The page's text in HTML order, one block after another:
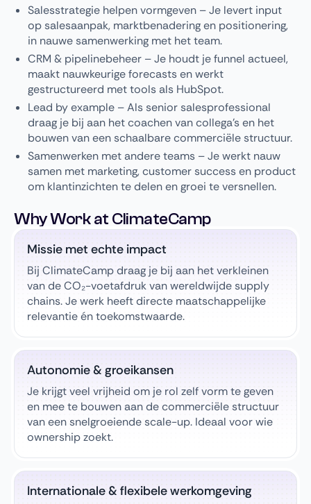
Salesstrategie helpen vormgeven – Je levert input
op salesaanpak, marktbenadering en positionering,
in nauwe samenwerking met het team.
CRM & pipelinebeheer – Je houdt je funnel actueel,
maakt nauwkeurige forecasts en werkt
gestructureerd met tools als HubSpot.
Lead by example – Als senior salesprofessional
draag je bij aan het coachen van collega’s en het
bouwen van een schaalbare commerciële structuur.
Samenwerken met andere teams – Je werkt nauw
samen met marketing, customer success en product
om klantinzichten te delen en groei te versnellen.
Why Work at ClimateCamp
Missie met echte impact
Bij ClimateCamp draag je bij aan het verkleinen
van de CO₂-voetafdruk van wereldwijde supply
chains. Je werk heeft directe maatschappelijke
relevantie én toekomstwaarde.
Autonomie & groeikansen
Je krijgt veel vrijheid om je rol zelf vorm te geven
en mee te bouwen aan de commerciële structuur
van een snelgroeiende scale-up. Ideaal voor wie
ownership zoekt.
Internationale & flexibele werkomgeving